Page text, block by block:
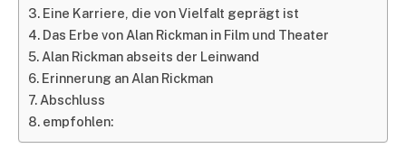
Eine Karriere, die von Vielfalt geprägt ist
Das Erbe von Alan Rickman in Film und Theater
Alan Rickman abseits der Leinwand
Erinnerung an Alan Rickman
Abschluss
empfohlen: